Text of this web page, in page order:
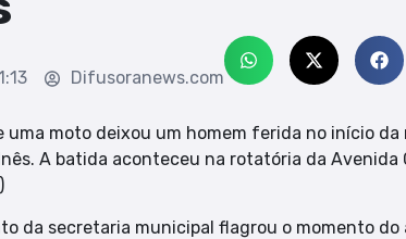
Difusoranews.com
uma moto deixou um homem ferida no início
A batida aconteceu na rotatória da Avenida
)
da secretaria municipal flagrou o momento do